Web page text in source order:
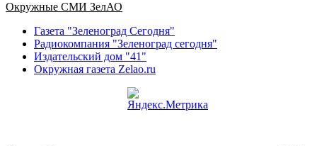
Окружные СМИ ЗелАО
Газета "Зеленоград Сегодня"
Радиокомпания "Зеленоград сегодня"
Издательский дом "41"
Окружная газета Zelao.ru